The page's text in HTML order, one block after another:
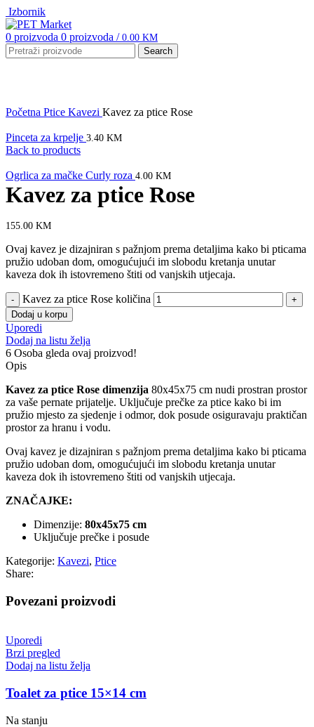
Izbornik
0 proizvoda 0 proizvoda / 0.00 KM
Search
Početna Ptice Kavezi Kavez za ptice Rose
Pinceta za krpelje 3.40 KM
Back to products
Ogrlica za mačke Curly roza 4.00 KM
Kavez za ptice Rose
155.00 KM
Ovaj kavez je dizajniran s pažnjom prema detaljima kako bi pticama
pružio udoban dom, omogućujući im slobodu kretanja unutar
kaveza dok ih istovremeno štiti od vanjskih utjecaja.
Kavez za ptice Rose količina
Dodaj u korpu
Uporedi
Dodaj na listu želja
6 Osoba gleda ovaj proizvod!
Opis
Kavez za ptice Rose dimenzija 80x45x75 cm nudi prostran prostor
za vaše pernate prijatelje. Uključuje prečke za ptice kako bi im
pružio mjesto za sjedenje i odmor, dok posude osiguravaju praktičan
prostor za hranu i vodu.
Ovaj kavez je dizajniran s pažnjom prema detaljima kako bi pticama
pružio udoban dom, omogućujući im slobodu kretanja unutar
kaveza dok ih istovremeno štiti od vanjskih utjecaja.
ZNAČAJKE:
Dimenzije: 80x45x75 cm
Uključuje prečke i posude
Kategorije: Kavezi, Ptice
Share:
Povezani proizvodi
Uporedi
Brzi pregled
Dodaj na listu želja
Toalet za ptice 15×14 cm
Na stanju